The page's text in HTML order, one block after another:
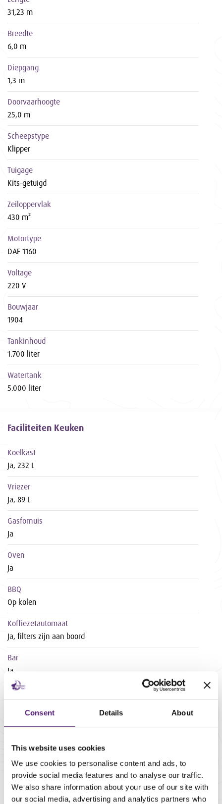
Consent Details About
This website uses cookies
We use cookies to personalise content and ads, to
provide social media features and to analyse our traffic.
We also share information about your use of our site with
our social media, advertising and analytics partners who
31,23 m
Breedte
6,0 m
Diepgang
1,3 m
Doorvaarhoogte
25,0 m
Scheepstype
Klipper
Tuigage
Kits-getuigd
Zeiloppervlak
430 m²
Motortype
DAF 1160
Voltage
220 V
Bouwjaar
1904
Tankinhoud
1.700 liter
Watertank
5.000 liter
Faciliteiten Keuken
Koelkast
Ja, 232 L
Vriezer
Ja, 89 L
Gasfornuis
Ja
Oven
Ja
BBQ
Op kolen
Koffiezetautomaat
Ja, filters zijn aan boord
Bar
Ja
Drankenkoeling
Vaatwasser
Mixer
Ja
Voorraadruimte